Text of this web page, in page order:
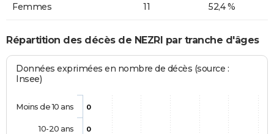
Femmes 11 52,4 %
Répartition des décès de NEZRI par tranche d'âges
Données exprimées en nombre de décès (source :
Insee)
0
0
Moins de 10 ans
10-20 ans